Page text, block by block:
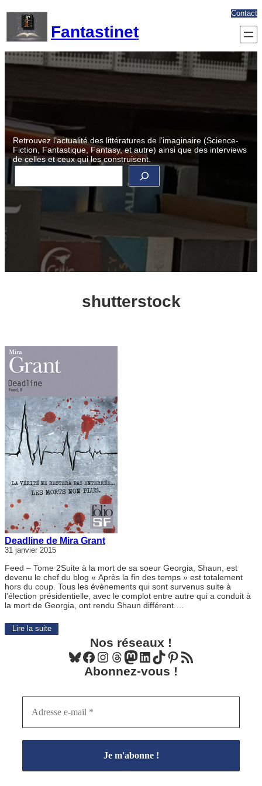
contenu
Fantastinet
Contact
Retrouvez l’actualité des littératures de l’imaginaire (Science-
Fiction, Fantastique, Fantasy, et autre) ainsi que des interviews
de celles et ceux qui les construisent.
R
c
e
r
shutterstock
Deadline de Mira Grant
31 janvier 2015
Feed – Tome 2Suite à la mort de sa soeur Georgia, Shaun, est
devenu le chef du blog « Après la fin des temps » est totalement
hors du coup. Tous les évènements qui sont survenus suite à
l’élection présidentielle, avec le complot entre autre qui a conduit à
la mort de Georgia, ont rendu Shaun différent.…
Lire la suite
Nos réseaux !
Bluesky Facebook Instagram Threads Mastodon LinkedIn TikTok Pinterest Flux RSS
Abonnez-vous !